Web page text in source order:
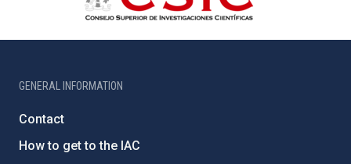
GENERAL INFORMATION
Contact
How to get to the IAC